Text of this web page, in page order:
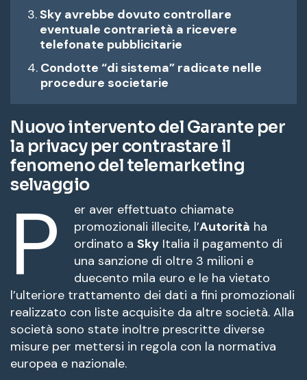
Sky avrebbe dovuto controllare
eventuale contrarietà a ricevere
telefonate pubblicitarie
Condotte “di sistema” radicate nelle
procedure societarie
Nuovo intervento del Garante per
la privacy per contrastare il
fenomeno del telemarketing
selvaggio
P
er aver effettuato chiamate
promozionali illecite, l’Autorità ha
ordinato a Sky Italia il pagamento di
una sanzione di oltre 3 milioni e
duecento mila euro e le ha vietato
l’ulteriore trattamento dei dati a fini promozionali
realizzato con liste acquisite da altre società. Alla
società sono state inoltre prescritte diverse
misure per mettersi in regola con la normativa
europea e nazionale.